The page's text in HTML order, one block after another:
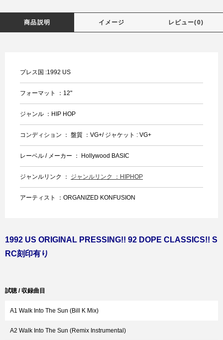
商品説明 イメージ レビュー(0)
プレス国 :1992 US
フォーマット ：12"
ジャンル ：HIP HOP
コンディション ： 盤質 ：VG+/ ジャケット : VG+
レーベル / メーカー ： Hollywood BASIC
ジャンルリンク ： ジャンルリンク ：HIPHOP
アーティスト ：ORGANIZED KONFUSION
1992 US ORIGINAL PRESSING!! 92 DOPE CLASSICS!! S
RC刻印有り
試聴 / 収録曲目
A1 Walk Into The Sun (Bill K Mix)
A2 Walk Into The Sun (Remix Instrumental)